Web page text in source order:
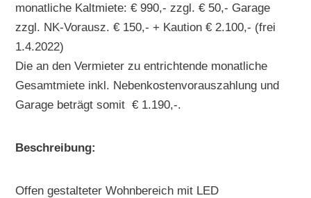
monatliche Kaltmiete: € 990,- zzgl. € 50,- Garage
zzgl. NK-Vorausz. € 150,- + Kaution € 2.100,- (frei
1.4.2022)
Die an den Vermieter zu entrichtende monatliche
Gesamtmiete inkl. Nebenkostenvorauszahlung und
Garage beträgt somit € 1.190,-.
Beschreibung:
Offen gestalteter Wohnbereich mit LED